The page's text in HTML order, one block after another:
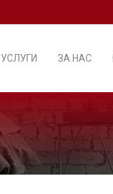
УСЛУГИ ЗА НАС